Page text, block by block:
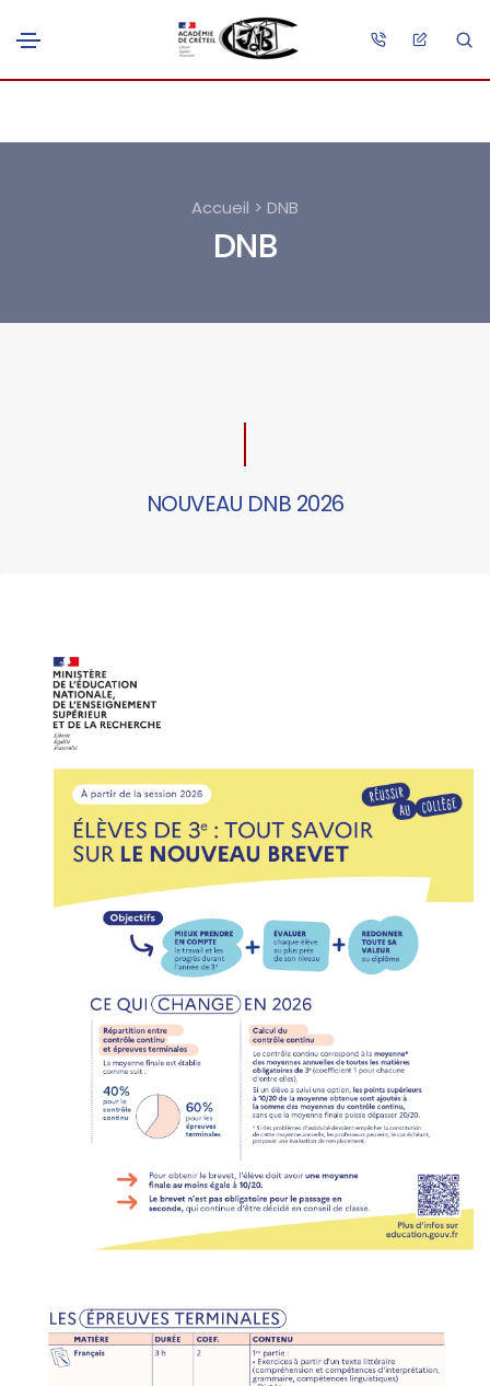
Accueil > DNB
DNB
NOUVEAU DNB 2026